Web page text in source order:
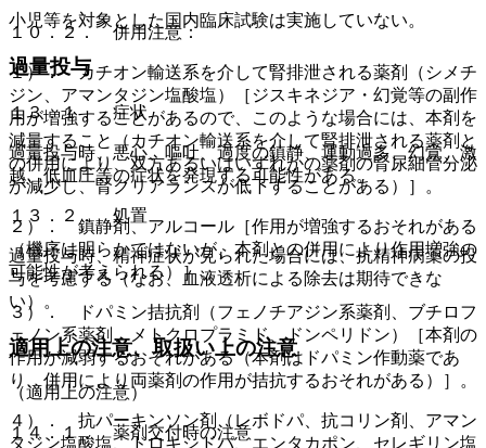
小児等を対象とした国内臨床試験は実施していない。
過量投与
１３．１． 症状
過量投与時、悪心、嘔吐、過度の鎮静、運動過多、幻覚、激
越、低血圧等の症状を発現する可能性がある。
１３．２． 処置
過量投与時、精神症状が見られた場合には、抗精神病薬の投
与を考慮する（なお、血液透析による除去は期待できな
い）。
適用上の注意、取扱い上の注意
（適用上の注意）
１４．１． 薬剤交付時の注意
１０．２． 併用注意：
１）． カチオン輸送系を介して腎排泄される薬剤（シメチ
ジン、アマンタジン塩酸塩）［ジスキネジア・幻覚等の副作
用が増強することがあるので、このような場合には、本剤を
減量すること（カチオン輸送系を介して腎排泄される薬剤と
の併用により、双方あるいはいずれかの薬剤の腎尿細管分泌
が減少し、腎クリアランスが低下することがある）］。
２）． 鎮静剤、アルコール［作用が増強するおそれがある
（機序は明らかではないが、本剤との併用により作用増強の
可能性が考えられる）］。
３）． ドパミン拮抗剤（フェノチアジン系薬剤、ブチロフ
ェノン系薬剤、メトクロプラミド、ドンペリドン）［本剤の
作用が減弱するおそれがある（本剤はドパミン作動薬であ
り、併用により両薬剤の作用が拮抗するおそれがある）］。
４）． 抗パーキンソン剤（レボドパ、抗コリン剤、アマン
タジン塩酸塩、ドロキシドパ、エンタカポン、セレギリン塩